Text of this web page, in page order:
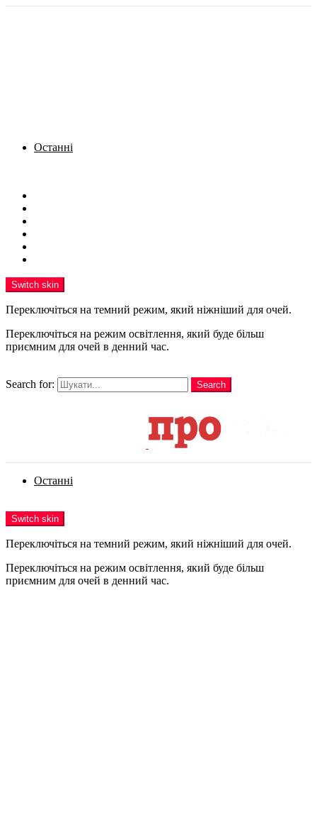
Останні
Switch skin
Переключіться на темний режим, який ніжніший для очей.
Переключіться на режим освітлення, який буде більш
приємним для очей в денний час.
Search for:
Search
Останні
Switch skin
Переключіться на темний режим, який ніжніший для очей.
Переключіться на режим освітлення, який буде більш
приємним для очей в денний час.